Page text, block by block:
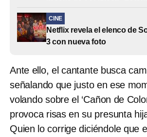
CINE
Netflix revela el elenco de
3 con nueva foto
Ante ello, el cantante busca
señalando que justo en ese
volando sobre el ‘Cañon de
provoca risas en su presunta
Quien lo corrige diciéndole que